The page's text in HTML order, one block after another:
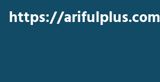
https://arifulplus.com